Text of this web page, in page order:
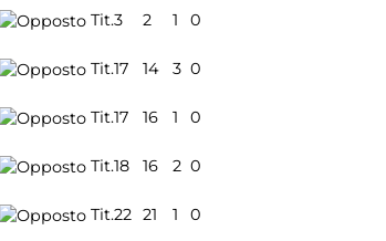
Tit.3 2 1
0
Tit.17 14 3 0
Tit.17 16 1
0
Tit.18 16 2 0
Tit.22 21 1
0